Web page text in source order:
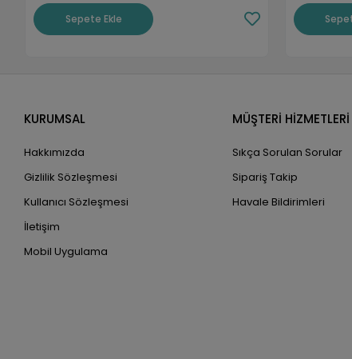
Sepete Ekle
KURUMSAL
Hakkımızda
Gizlilik Sözleşmesi
Kullanıcı Sözleşmesi
İletişim
Mobil Uygulama
MÜŞTERİ HİZMETLERİ
Sıkça Sorulan Sorular
Sipariş Takip
Havale Bildirimleri